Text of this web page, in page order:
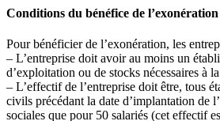
Conditions du bénéfice de l’exonération
Pour bénéficier de l’exonération, les
– L’entreprise doit avoir au moins un
d’exploitation ou de stocks nécessaires à
– L’effectif de l’entreprise doit être, tous
civils précédant la date d’implantation de
sociales que pour 50 salariés (cet effectif